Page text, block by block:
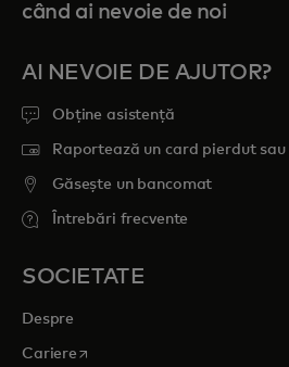
când ai nevoie de noi
AI NEVOIE DE AJUTOR?
Obține asistență
Raportează un card pierdut
Găsește un bancomat
Întrebări frecvente
SOCIETATE
Despre
Cariere opens in a new tab